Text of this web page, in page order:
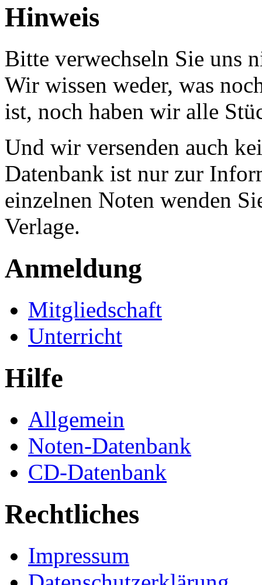
Hinweis
Bitte verwechseln Sie uns
Wir wissen weder, was
ist, noch haben wir alle
Und wir versenden auch
Datenbank ist nur zur
einzelnen Noten wenden
Verlage.
Anmeldung
Mitgliedschaft
Unterricht
Hilfe
Allgemein
Noten-Datenbank
CD-Datenbank
Rechtliches
Impressum